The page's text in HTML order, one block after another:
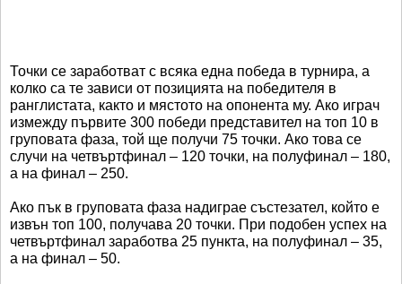
Точки се заработват с всяка една победа в турнира, а
колко са те зависи от позицията на победителя в
ранглистата, както и мястото на опонента му. Ако играч
измежду първите 300 победи представител на топ 10 в
груповата фаза, той ще получи 75 точки. Ако това се
случи на четвъртфинал – 120 точки, на полуфинал – 180,
а на финал – 250.
Ако пък в груповата фаза надиграе състезател, който е
извън топ 100, получава 20 точки. При подобен успех на
четвъртфинал заработва 25 пункта, на полуфинал – 35,
а на финал – 50.